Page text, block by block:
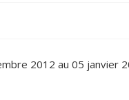
2012 au 05